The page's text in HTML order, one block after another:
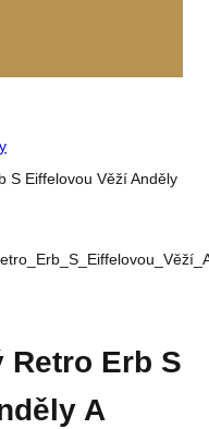
S Eiffelovou Věží Anděly
Erb S
A